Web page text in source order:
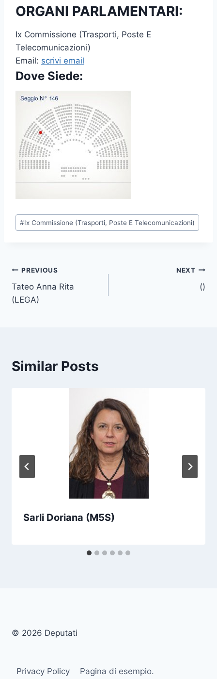
ORGANI PARLAMENTARI:
Ix Commissione (Trasporti, Poste E
Telecomunicazioni)
Email: scrivi email
Dove Siede:
P
o
T
a
g
#Ix Commissione (Trasporti, Poste E Telecomunicazioni)
Post
navigation
PREVIOUS
Tateo Anna Rita
(LEGA)
NEXT
()
Similar Posts
Sarli Doriana (M5S)
© 2026 Deputati
Privacy Policy Pagina di esempio.